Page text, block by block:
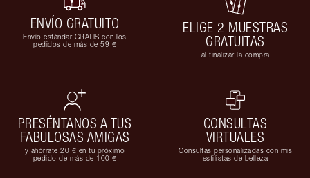
ENVÍO GRATUITO
Envío estándar GRATIS con los
pedidos de más de 59 €
ELIGE 2 MUESTRAS
GRATUITAS
al finalizar la compra
PRESÉNTANOS A TUS
FABULOSAS AMIGAS
y ahórrate 20 € en tu próximo
pedido de más de 100 €
CONSULTAS
VIRTUALES
Consultas personalizadas con mis
estilistas de belleza